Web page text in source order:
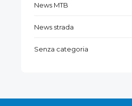
News MTB
News strada
Senza categoria